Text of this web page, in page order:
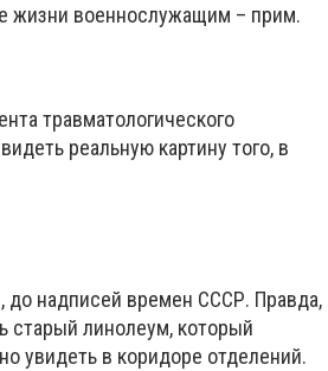
жизни военнослужащим – прим.
травматологического
реальную картину того, в
до надписей времен СССР. Правда,
старый линолеум, который
увидеть в коридоре отделений.